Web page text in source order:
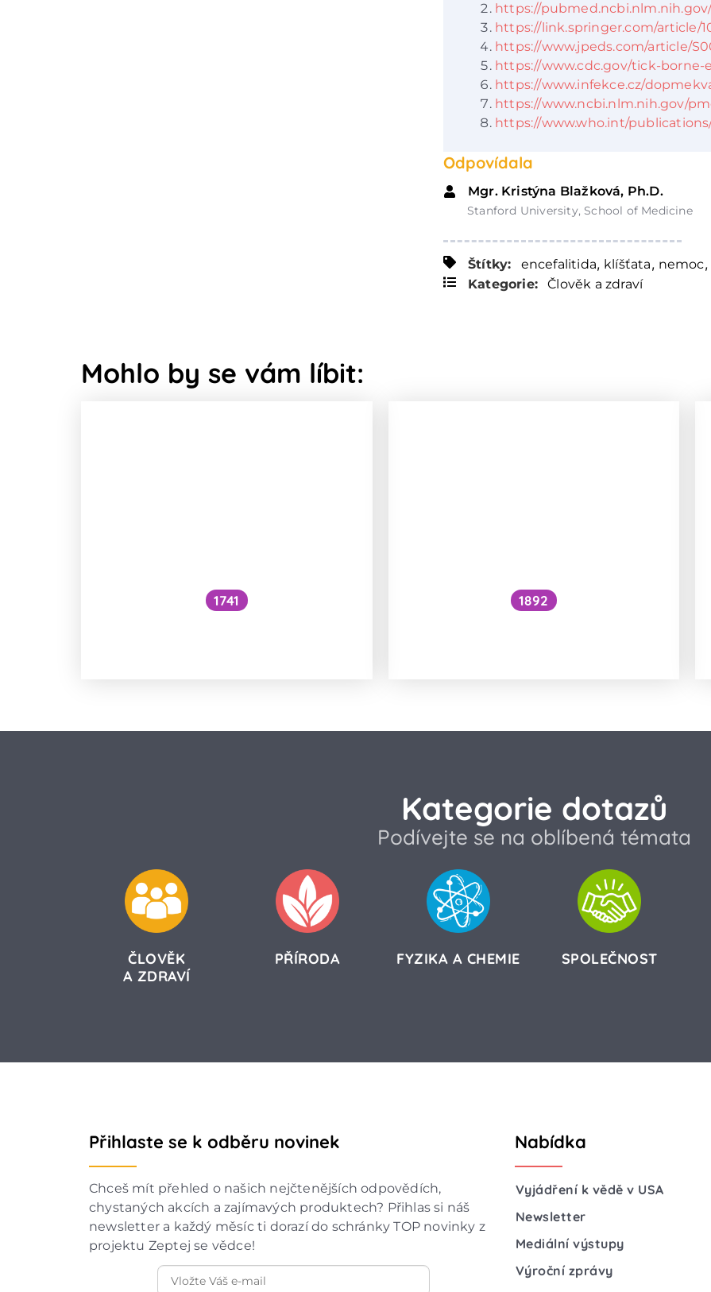
https://pubmed.ncbi.nlm.nih.gov/
https://link.springer.com/article/
https://www.jpeds.com/article/
https://www.cdc.gov/tick-
https://www.infekce.cz/
https://www.ncbi.nlm.nih.gov/
https://www.who.int/
Odpovídala
Mgr. Kristýna Blažková, Ph.D.
Stanford University, School of Medicine
Štítky: encefalitida, klíšťata, nemoc,
Kategorie:
Člověk a zdraví
Mohlo by se vám líbit:
1741 1892
Kategorie dotazů
Podívejte se na oblíbená témata
ČLOVĚK
A ZDRAVÍ
PŘÍRODA FYZIKA A CHEMIE SPOLEČNOST
Přihlaste se k odběru novinek
Chceš mít přehled o našich nejčtenějších odpovědích,
chystaných akcích a zajímavých produktech? Přihlas si náš
newsletter a každý měsíc ti dorazí do schránky TOP novinky z
projektu Zeptej se vědce!
Nabídka
Vyjádření k vědě v USA
Newsletter
Mediální výstupy
Výroční zprávy